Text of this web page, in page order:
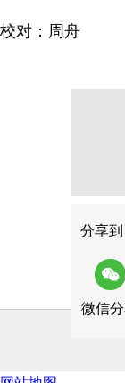
校对：周舟
分享到
微信